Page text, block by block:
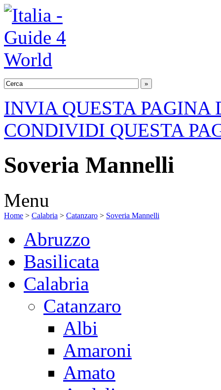
INVIA QUESTA PAGINA
CONDIVIDI QUESTA
Soveria Mannelli
Menu
Home > Calabria > Catanzaro > Soveria Mannelli
Abruzzo
Basilicata
Calabria
Catanzaro
Albi
Amaroni
Amato